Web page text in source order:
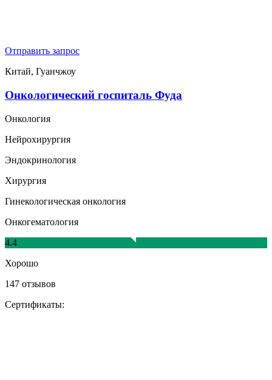
Отправить запрос
Китай, Гуанчжоу
Онкологический госпиталь Фуда
Онкология
Нейрохирургия
Эндокринология
Хирургия
Гинекологическая онкология
Онкогематология
4.4
Хорошо
147 отзывов
Сертификаты: